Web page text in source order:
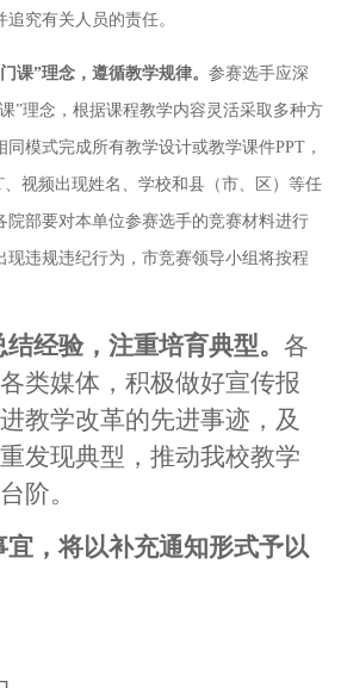
究有关人员的责任。
课”理念，遵循教学规律。 参赛选手应深
”理念，根据课程教学内容灵活采取多种方
模式完成所有教学设计或教学课件PPT，
、视频出现姓名、学校和县（市、区）等任
院部要对本单位参赛选手的竞赛材料进行
现违规违纪行为，市竞赛领导小组将按程
结经验，注重培育典型。 各
类媒体，积极做好宣传报
教学改革的先进事迹，及
发现典型，推动我校教学
阶。
宜，将以补充通知形式予以